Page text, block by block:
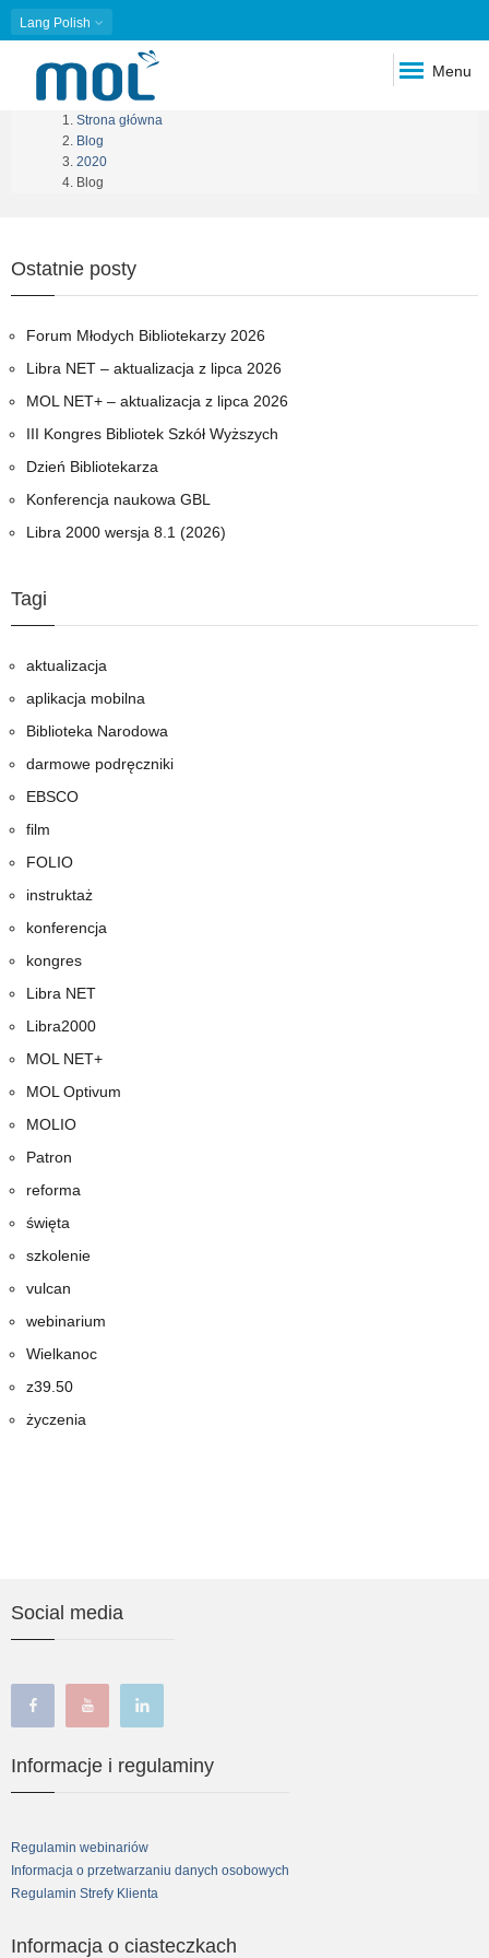
Lang Polish
Menu
Ścieżka
nawigacyjna
Strona główna
Blog
2020
Blog
Ostatnie posty
Forum Młodych Bibliotekarzy 2026
Libra NET – aktualizacja z lipca 2026
MOL NET+ – aktualizacja z lipca 2026
III Kongres Bibliotek Szkół Wyższych
Dzień Bibliotekarza
Konferencja naukowa GBL
Libra 2000 wersja 8.1 (2026)
Tagi
aktualizacja
aplikacja mobilna
Biblioteka Narodowa
darmowe podręczniki
EBSCO
film
FOLIO
instruktaż
konferencja
kongres
Libra NET
Libra2000
MOL NET+
MOL Optivum
MOLIO
Patron
reforma
święta
szkolenie
vulcan
webinarium
Wielkanoc
z39.50
życzenia
Social media
Informacje i regulaminy
Regulamin webinariów
Informacja o przetwarzaniu danych osobowych
Regulamin Strefy Klienta
Informacja o ciasteczkach